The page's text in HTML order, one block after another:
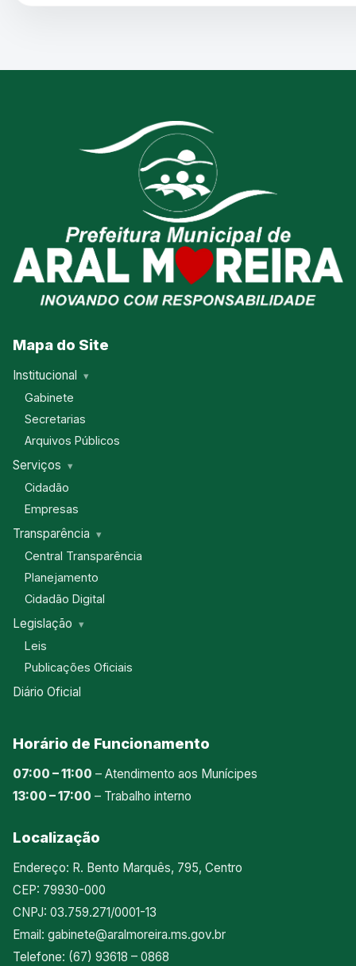
Mapa do Site
Institucional
Gabinete
Secretarias
Arquivos Públicos
Serviços
Cidadão
Empresas
Transparência
Central Transparência
Planejamento
Cidadão Digital
Legislação
Leis
Publicações Oficiais
Diário Oficial
Horário de Funcionamento
07:00 – 11:00 – Atendimento aos Munícipes
13:00 – 17:00 – Trabalho interno
Localização
Endereço: R. Bento Marquês, 795, Centro
CEP: 79930-000
CNPJ: 03.759.271/0001-13
Email: gabinete@aralmoreira.ms.gov.br
Telefone: (67) 93618 – 0868